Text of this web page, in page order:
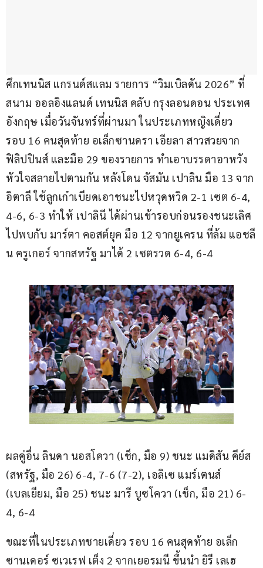
ศึกเทนนิส แกรนด์สแลม รายการ “วิมเบิลดัน 2026” ที่
สนาม ออลอิงแลนด์ เทนนิส คลับ กรุงลอนดอน ประเทศ
อังกฤษ เมื่อวันจันทร์ที่ผ่านมา ในประเภทหญิงเดี่ยว
รอบ 16 คนสุดท้าย อเล็กซานดรา เอียลา สาวสวยจาก
ฟิลิปปินส์ และมือ 29 ของรายการ ทำเอาบรรดาอาหวัง
หัวใจสลายไปตามกัน หลังโดน จัสมัน เปาลิน มือ 13 จาก
อิตาลี ใช้ลูกเก๋าเบียดเอาชนะไปหวุดหวิด 2-1 เซต 6-4,
4-6, 6-3 ทำให้ เปาลินี ได้ผ่านเข้ารอบก่อนรองชนะเลิศ
ไปพบกับ มาร์ตา คอสต์ยุค มือ 12 จากยูเครน ที่ล้ม แอชลี
น ครูเกอร์ จากสหรัฐ มาได้ 2 เซตรวด 6-4, 6-4
ผลคู่อื่น ลินดา นอสโควา (เช็ก, มือ 9) ชนะ แมดิสัน คีย์ส
(สหรัฐ, มือ 26) 6-4, 7-6 (7-2), เอลิเซ แมร์เตนส์
(เบลเยียม, มือ 25) ชนะ มารี บูซโควา (เช็ก, มือ 21) 6-
4, 6-4
ขณะที่ในประเภทชายเดี่ยว รอบ 16 คนสุดท้าย อเล็ก
ซานเดอร์ ซเวเรฟ เต็ง 2 จากเยอรมนี ขึ้นนำ ยิรี เลเฮ